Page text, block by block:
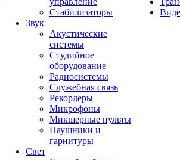
Стабилизаторы
Звук
Акустические
системы
Студийное
оборудование
Радиосистемы
Служебная связь
Рекордеры
Микрофоны
Микшерные пульты
Наушники и
гарнитуры
Свет